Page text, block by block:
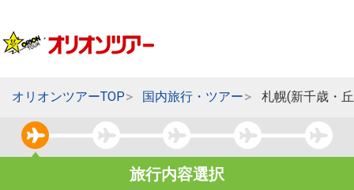
オリオンツアーTOP 国内旅行・ツアー 札幌(新千歳・
旅行内容選択